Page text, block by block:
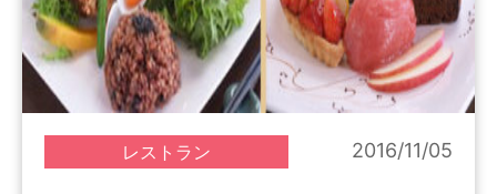
レストラン 2016/11/05